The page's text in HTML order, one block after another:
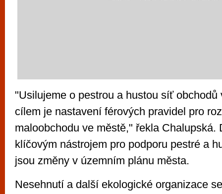
"Usilujeme o pestrou a hustou síť obchodů
cílem je nastavení férových pravidel pro
maloobchodu ve městě," řekla Chalupská.
klíčovým nástrojem pro podporu pestré a
jsou změny v územním plánu města.
Nesehnutí a další ekologické organizace